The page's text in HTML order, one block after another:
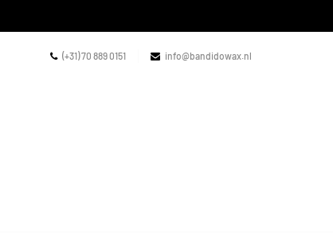
(+31) 70 889 0151 info@bandidowax.nl